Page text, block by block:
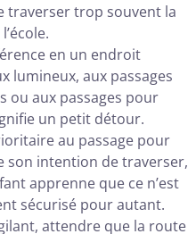
traverser trop souvent la
en un endroit
lumineux, aux passages
ou aux passages pour
un petit détour.
au passage pour
son intention de traverser,
apprenne que ce n’est
sécurisé pour autant.
attendre que la route